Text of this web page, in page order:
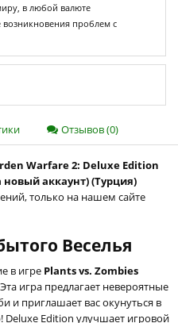
в любой валюте
возникновения проблем с
Отзывов (0)
Warfare 2: Deluxe Edition
новый аккаунт) (Турция)
только на нашем сайте
Веселья
в игре Plants vs. Zombies
игра предлагает невероятные
и приглашает вас окунуться в
Edition улучшает игровой